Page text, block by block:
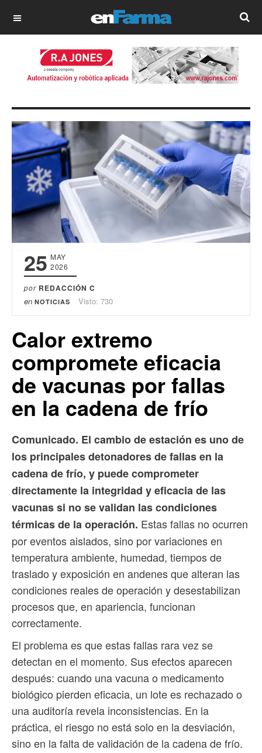
OFF CANVAS
25 MAY
2026
por REDACCIÓN C
en NOTICIAS Visto: 730
Calor extremo
compromete eficacia
de vacunas por fallas
en la cadena de frío
Comunicado. El cambio de estación es uno de
los principales detonadores de fallas en la
cadena de frío, y puede comprometer
directamente la integridad y eficacia de las
vacunas si no se validan las condiciones
térmicas de la operación. Estas fallas no ocurren
por eventos aislados, sino por variaciones en
temperatura ambiente, humedad, tiempos de
traslado y exposición en andenes que alteran las
condiciones reales de operación y desestabilizan
procesos que, en apariencia, funcionan
correctamente.
El problema es que estas fallas rara vez se
detectan en el momento. Sus efectos aparecen
después: cuando una vacuna o medicamento
biológico pierden eficacia, un lote es rechazado o
una auditoría revela inconsistencias. En la
práctica, el riesgo no está solo en la desviación,
sino en la falta de validación de la cadena de frío.